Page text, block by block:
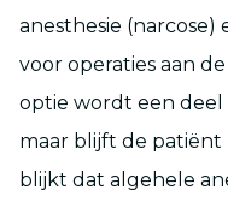
anesthesie (narcose)
voor operaties aan
optie wordt een deel
maar blijft de patiënt
blijkt dat algehele